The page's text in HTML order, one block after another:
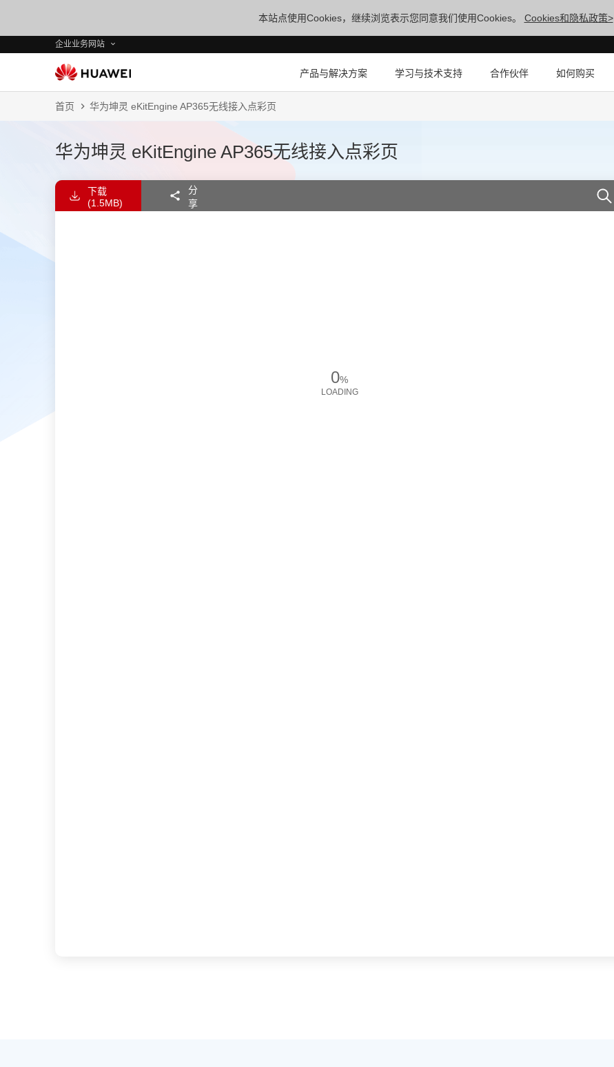
本站点使用Cookies，继续浏览表示您同意我们使用Cookies。 Cookies和隐私政策>
企业业务网站
产品与解决方案 学习与技术支持 合作伙伴 如何购买
首页 华为坤灵 eKitEngine AP365无线接入点彩页
华为坤灵 eKitEngine AP365无线接入点彩页
下载
(1.5MB)
分
享
0%
LOADING